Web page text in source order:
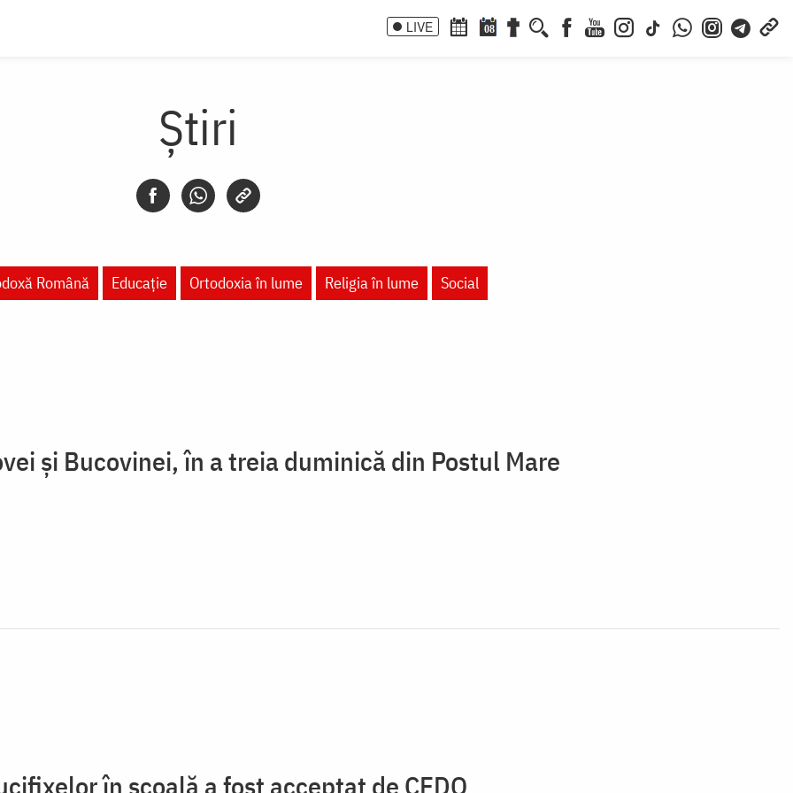
LIVE 08
Știri
Română Educaţie Ortodoxia în lume Religia în lume Social
și Bucovinei, în a treia duminică din Postul Mare
în școală a fost acceptat de CEDO